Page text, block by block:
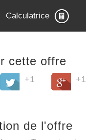
Calculatrice
cette offre
+1 +1
de l'offre